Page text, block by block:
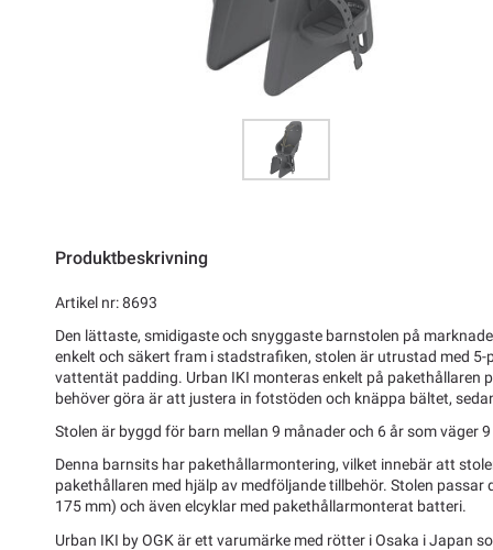
Produktbeskrivning
Artikel nr: 8693
Den lättaste, smidigaste och snyggaste barnstolen på
enkelt och säkert fram i stadstrafiken, stolen är utrustad med
vattentät padding. Urban IKI monteras enkelt på pakethållaren
behöver göra är att justera in fotstöden och knäppa bältet,
Stolen är byggd för barn mellan 9 månader och 6 år som väger 9
Denna barnsits har pakethållarmontering, vilket innebär att
pakethållaren med hjälp av medföljande tillbehör. Stolen passar
175 mm) och även elcyklar med pakethållarmonterat batteri.
Urban IKI by OGK är ett varumärke med rötter i Osaka i Japan